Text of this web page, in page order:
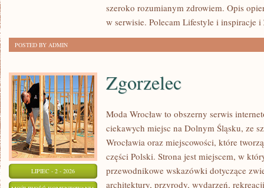
szeroko rozumianym zdrowiem. Opis
w serwisie. Polecam Lifestyle i inspiracje i
POSTED BY ADMIN
LIPIEC - 2 - 2026
Zgorzelec
Moda Wrocław to obszerny serwis
ciekawych miejsc na Dolnym Śląsku, ze
Wrocławia oraz miejscowości, które
części Polski. Strona jest miejscem, w
przewodnikowe wskazówki dotyczące
architektury, przyrody, wydarzeń,